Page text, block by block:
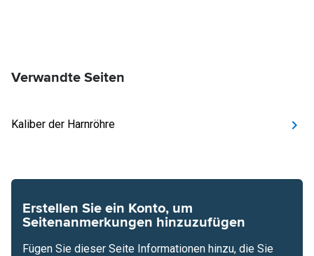
Verwandte Seiten
Kaliber der Harnröhre
Erstellen Sie ein Konto, um
Seitenanmerkungen hinzuzufügen
Fügen Sie dieser Seite Informationen hinzu, die Sie